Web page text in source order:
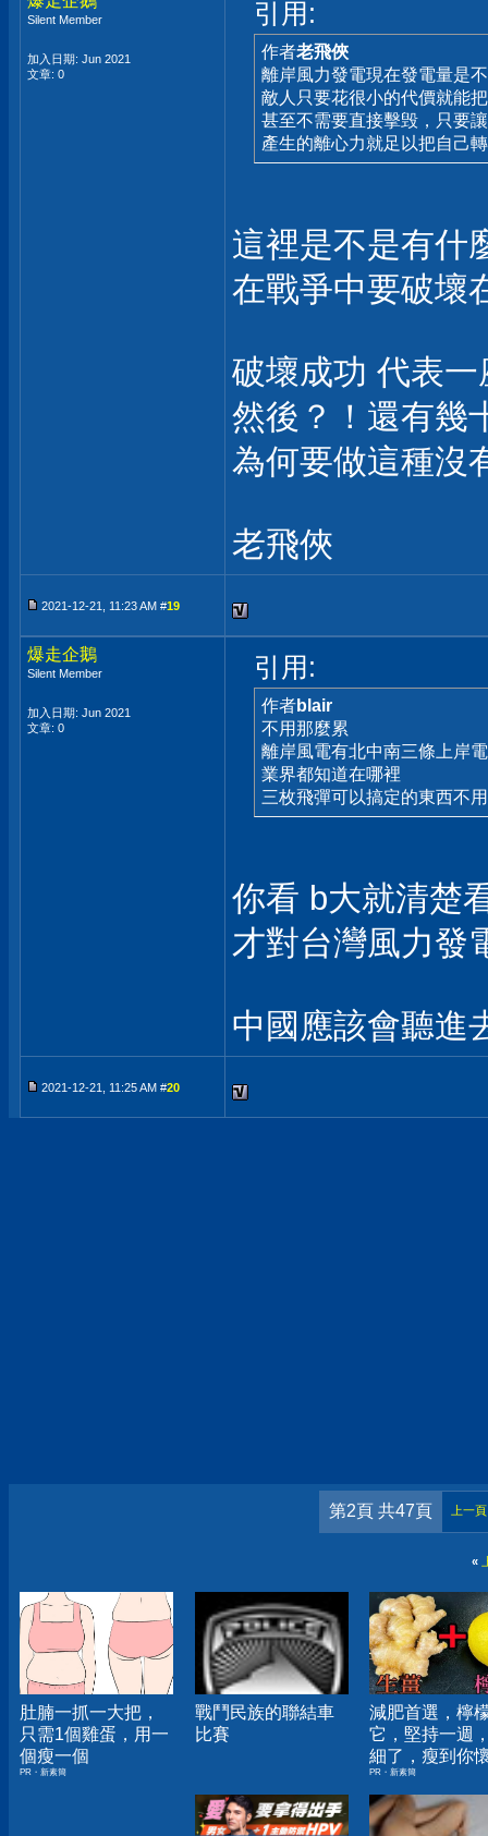
Silent Member
加入日期: Jun 2021
文章: 0
引用:
作者老飛俠
離岸風力發電現在發電量是
敵人只要花很小的代價就能
甚至不需要直接擊毁，只要
產生的離心力就足以把自己
這裡是不是有什
在戰爭中要破壞
破壞成功 代表
然後？！還有幾
為何要做這種沒
老飛俠
2021-12-21, 11:23 AM #19
爆走企鵝
Silent Member
加入日期: Jun 2021
文章: 0
引用:
作者blair
不用那麼累
離岸風電有北中南三條上岸
業界都知道在哪裡
三枚飛彈可以搞定的東西不
你看 b大就清楚
才對台灣風力發
中國應該會聽進
2021-12-21, 11:25 AM #20
第2頁 共47頁 上一頁
«
肚腩一抓一大把，
只需1個雞蛋，用一
個瘦一個
PR・新素簡
戰鬥民族的聯結車
比賽
減肥首選，檸
它，堅持一週
細了，瘦到你
人生
PR・新素簡